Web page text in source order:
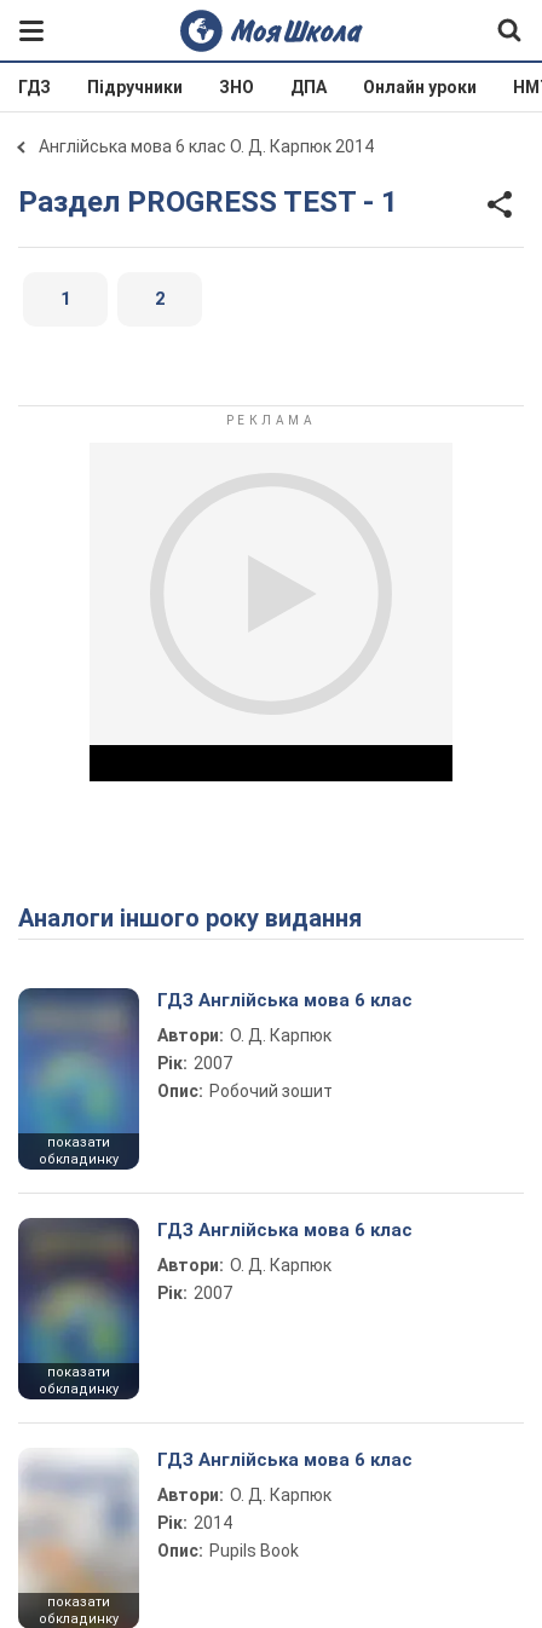
ГДЗ Підручники ЗНО ДПА Онлайн уроки
Англійська мова 6 клас О. Д. Карпюк 2014
Раздел PROGRESS TEST - 1
1 2
Play Video
Аналоги іншого року видання
показати
обкладинку
ГДЗ Англійська мова 6 клас
Автори: О. Д. Карпюк
Рік: 2007
Опис: Робочий зошит
показати
обкладинку
ГДЗ Англійська мова 6 клас
Автори: О. Д. Карпюк
Рік: 2007
показати
обкладинку
ГДЗ Англійська мова 6 клас
Автори: О. Д. Карпюк
Рік: 2014
Опис: Pupils Book